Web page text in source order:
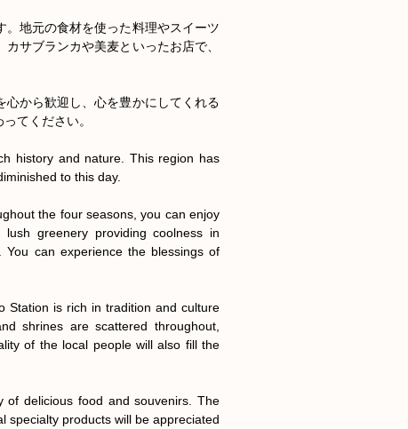
地元の食材を使った料理やスイーツ
サブランカや美麦といったお店で、
から歓迎し、心を豊かにしてくれる
てください。
history and nature. This region has
to this day.
the four seasons, you can enjoy
greenery providing coolness in
can experience the blessings of
Station is rich in tradition and culture
shrines are scattered throughout,
of the local people will also fill the
of delicious food and souvenirs. The
specialty products will be appreciated